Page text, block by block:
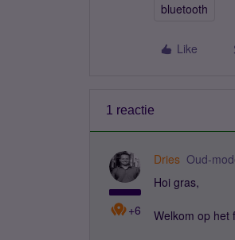
bluetooth
Like
1 reactie
+6
Dries Oud-
Hoi gras,
Welkom op het